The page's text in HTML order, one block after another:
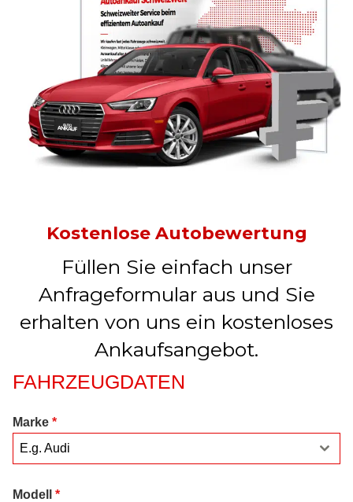
Kostenlose Autobewertung
Füllen Sie einfach unser
Anfrageformular aus und Sie
erhalten von uns ein kostenloses
Ankaufsangebot.
FAHRZEUGDATEN
Marke *
E.g. Audi
Modell *